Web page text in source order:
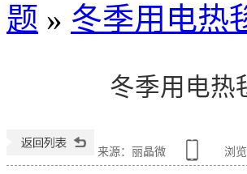
题 » 冬季用电热
冬季用电热
来源：丽晶微 浏览